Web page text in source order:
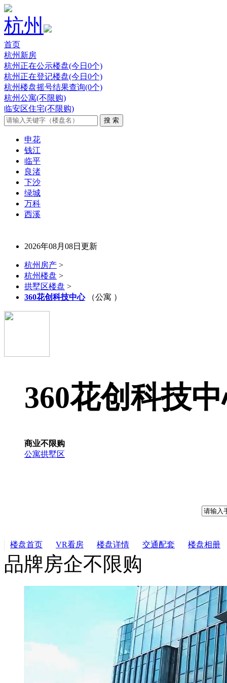
杭州
首页
杭州新房
杭州正在公示楼盘(今日0个)
杭州正在登记楼盘(今日0个)
杭州楼盘摇号结果查询(0个)
杭州公寓(不限购)
临安区住宅(不限购)
申花
钱江
临平
良渚
下沙
绿城
万科
西溪
2026年08月08日更新
杭州房产 >
杭州楼盘 >
拱墅区楼盘 >
360花创科技中心（公寓 ）
360花创科技
商业不限购
公寓拱墅区
楼盘首页 VR看房 楼盘详情 交通配套 楼盘相册
品牌房企不限购